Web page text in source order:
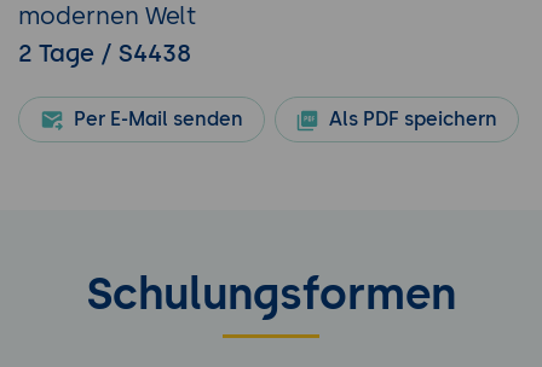
modernen Welt
2 Tage / S4438
Per E-Mail senden Als PDF speichern
Schulungsformen